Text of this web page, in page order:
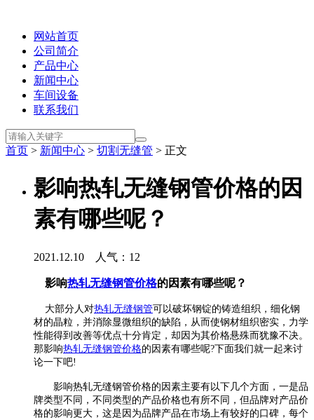
网站首页
公司简介
产品中心
新闻中心
车间设备
联系我们
首页 > 新闻中心 > 切割无缝管 > 正文
影响热轧无缝钢管价格的因
素有哪些呢？
2021.12.10 人气： 12
影响热轧无缝钢管价格的因素有哪些呢？
大部分人对热轧无缝钢管可以破坏钢锭的铸造组织，细化钢
材的晶粒，并消除显微组织的缺陷，从而使钢材组织密实，力学
性能得到改善等优点十分肯定，却因为其价格悬殊而犹豫不决。
那影响热轧无缝钢管价格的因素有哪些呢?下面我们就一起来讨
论一下吧!
影响热轧无缝钢管价格的因素主要有以下几个方面，一是品
牌类型不同，不同类型的产品价格也有所不同，但品牌对产品价
格的影响更大，这是因为品牌产品在市场上有较好的口碑，每个